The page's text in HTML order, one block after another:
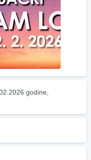
godine,